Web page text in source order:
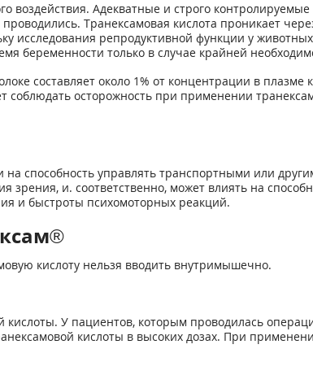
воздействия. Адекватные и строго
Транексамовая кислота проникает
исследования репродуктивной функции у
беременности только в случае крайней
составляет около 1% от концентрации в плазме
соблюдать осторожность при применении
способность управлять транспортными или
и. соответственно, может влиять на
и быстроты психомоторных реакций.
кислоту нельзя вводить внутримышечно.
У пациентов, которым проводилась
кислоты в высоких дозах. При